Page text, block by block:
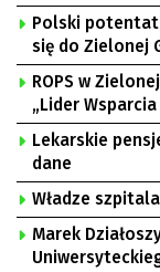
Polski potentat
się do Zielonej
ROPS w
„Lider
Lekarskie
dane
Władze
Marek